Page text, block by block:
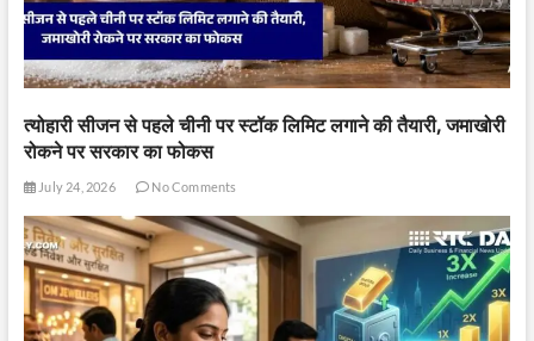
त्योहारी सीजन से पहले चीनी पर स्टॉक लिमिट लगाने की तैयारी, जमाखोरी
रोकने पर सरकार का फोकस
July 24, 2026 No Comments